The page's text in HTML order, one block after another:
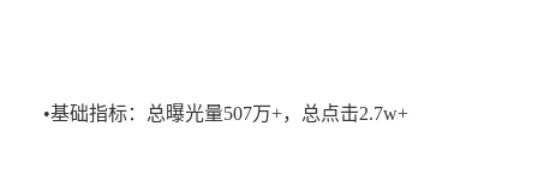
•基础指标：总曝光量507万+，总点击2.7w+